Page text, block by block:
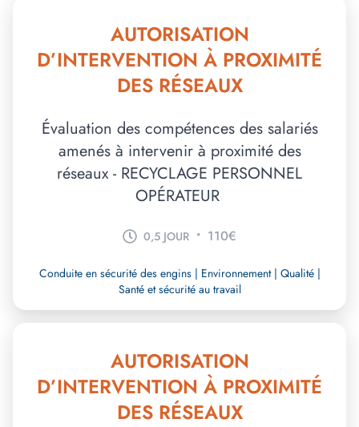
AUTORISATION
D’INTERVENTION À PROXIMITÉ
DES RÉSEAUX
Évaluation des compétences des salariés
amenés à intervenir à proximité des
réseaux - RECYCLAGE PERSONNEL
OPÉRATEUR
0,5 JOUR • 110€
Conduite en sécurité des engins | Environnement | Qualité |
Santé et sécurité au travail
AUTORISATION
D’INTERVENTION À PROXIMITÉ
DES RÉSEAUX